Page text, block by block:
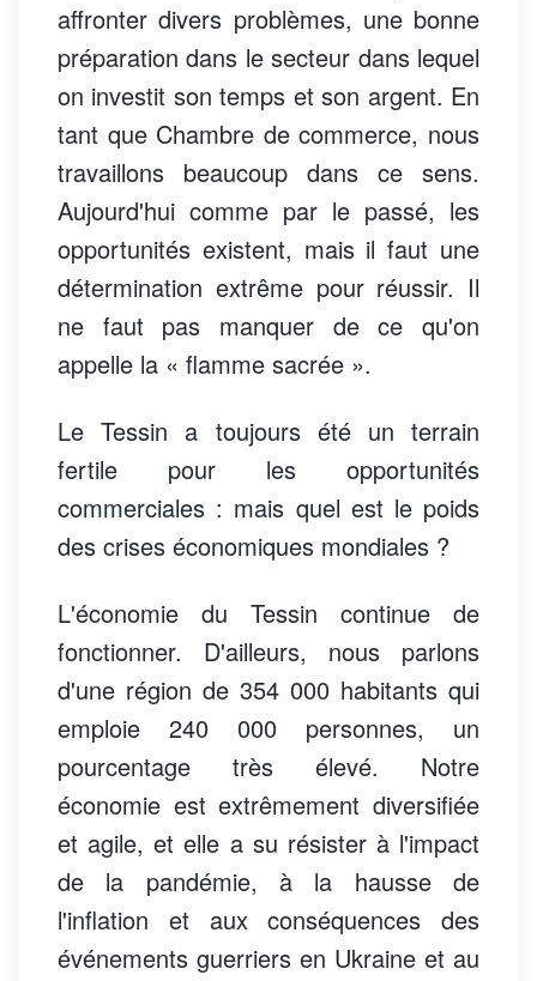
affronter divers problèmes, une bonne
préparation dans le secteur dans lequel
on investit son temps et son argent. En
tant que Chambre de commerce, nous
travaillons beaucoup dans ce sens.
Aujourd'hui comme par le passé, les
opportunités existent, mais il faut une
détermination extrême pour réussir. Il
ne faut pas manquer de ce qu'on
appelle la « flamme sacrée ».
Le Tessin a toujours été un terrain
fertile pour les opportunités
commerciales : mais quel est le poids
des crises économiques mondiales ?
L'économie du Tessin continue de
fonctionner. D'ailleurs, nous parlons
d'une région de 354 000 habitants qui
emploie 240 000 personnes, un
pourcentage très élevé. Notre
économie est extrêmement diversifiée
et agile, et elle a su résister à l'impact
de la pandémie, à la hausse de
l'inflation et aux conséquences des
événements guerriers en Ukraine et au